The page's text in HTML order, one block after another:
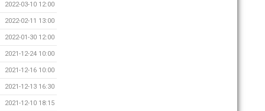
2022-03-10 12:00
2022-02-11 13:00
2022-01-30 12:00
2021-12-24 10:00
2021-12-16 10:00
2021-12-13 16:30
2021-12-10 18:15